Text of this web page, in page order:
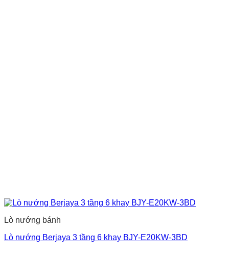
Lò nướng bánh
Lò nướng Berjaya 3 tầng 6 khay BJY-E20KW-3BD